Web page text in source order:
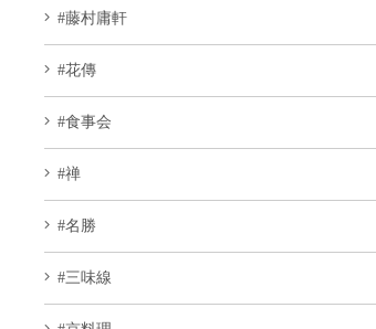
#藤村庸軒
#花傳
#食事会
#禅
#名勝
#三味線